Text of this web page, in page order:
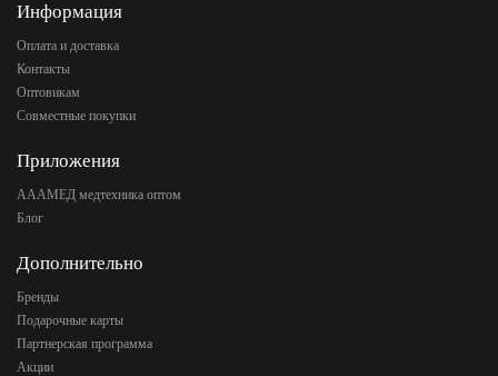
Информация
Оплата и доставка
Контакты
Оптовикам
Совместные покупки
Приложения
АААМЕД медтехника оптом
Блог
Дополнительно
Бренды
Подарочные карты
Партнерская программа
Акции